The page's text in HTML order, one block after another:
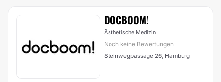
DOCBOOM!
Ästhetische Medizin
Noch keine Bewertungen
Steinwegpassage 26, Hamburg